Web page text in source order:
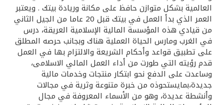
مواقع الفروع وأجهزة الصرف الآلي
ألمانيا
ماليزيا
العالمية بشكل متوازن حافظ على مكانة وريادة بيتك . ويعتبر
العمر الذي بدأ العمل في بيتك قبل 20 عاما من الجيل الثاني
من قيادي هذه المؤسسة المالية الإسلامية العريقة، درس
في الغرب ومارس الحياة العملية هناك وبجانب حرصه المطلق
على تطبيق قواعد وأحكام الشريعة والالتزام بها في العمل
قدم رؤيته التي طورت من أداء العمل المالي الاسلامى،
وساعدت على الدفع نحو ابتكار منتجات وخدمات مالية
جديدة،بمايستحوذه من خبرة متنوعة وثرية في مجالات
وأنشطة عديدة، وهو من الأسماء المعروفة في مجال